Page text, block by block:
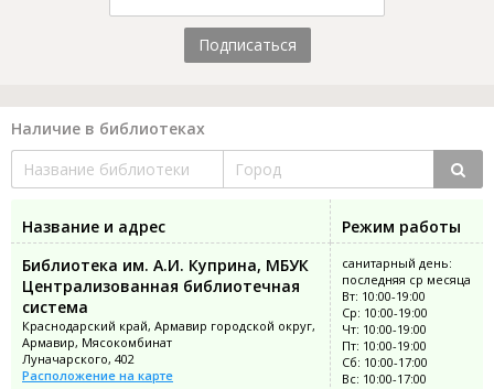
Подписаться
Наличие в библиотеках
Название и адрес
Режим работы
Библиотека им. А.И. Куприна, МБУК
Централизованная библиотечная
система
Краснодарский край, Армавир городской округ,
Армавир, Мясокомбинат
Луначарского, 402
Расположение на карте
санитарный день:
последняя ср месяца
Вт: 10:00-19:00
Ср: 10:00-19:00
Чт: 10:00-19:00
Пт: 10:00-19:00
Сб: 10:00-17:00
Вс: 10:00-17:00